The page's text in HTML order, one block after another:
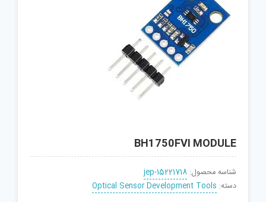
BH1750FVI MODULE
شناسه محصول: jep-15221718
دسته: Optical Sensor Development Tools